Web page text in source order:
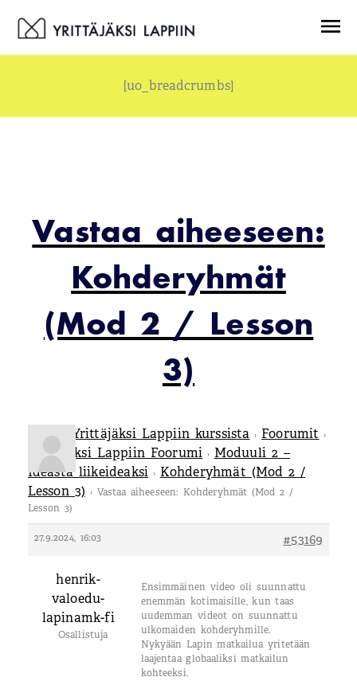
sisältöön
[uo_breadcrumbs]
Vastaa aiheeseen:
Kohderyhmät
(Mod 2 / Lesson
3)
Tietoa Yrittäjäksi Lappiin kurssista › Foorumit ›
Yrittäjäksi Lappiin Foorumi › Moduuli 2 –
Ideasta liikeideaksi › Kohderyhmät (Mod 2 /
Lesson 3) › Vastaa aiheeseen: Kohderyhmät (Mod 2 /
Lesson 3)
27.9.2024, 16:03 #53169
henrik-
valoedu-
lapinamk-fi
Osallistuja
Ensimmäinen video oli suunnattu
enemmän kotimaisille, kun taas
uudemman videot on suunnattu
ulkomaiden kohderyhmille.
Nykyään Lapin matkailua yritetään
laajentaa globaaliksi matkailun
kohteeksi.